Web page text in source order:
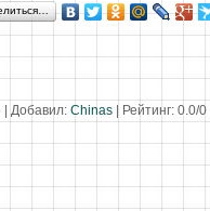
Добавил: Chinas Рейтинг: 0.0/0